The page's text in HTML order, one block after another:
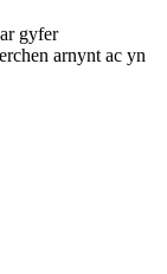
gyfer
arnynt ac yn